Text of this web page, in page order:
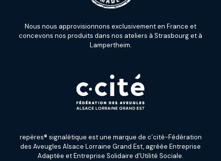
Nous nous approvisionnons exclusivement en France et
concevons nos produits dans nos ateliers à Strasbourg et à
Lampertheim.
repères® signalétique est une marque de c’cité-Fédération
des Aveugles Alsace Lorraine Grand Est, agréée Entreprise
Adaptée et Entreprise Solidaire d'Utilité Sociale.